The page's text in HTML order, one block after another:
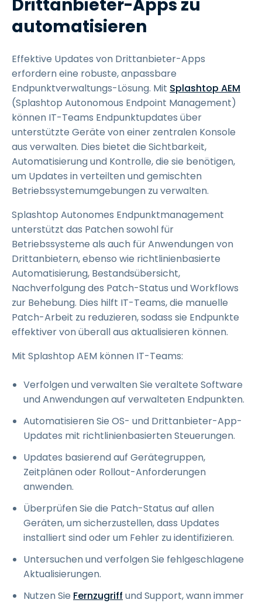
Drittanbieter-Apps zu
automatisieren
Effektive Updates von Drittanbieter-Apps
erfordern eine robuste, anpassbare
Endpunktverwaltungs-Lösung. Mit Splashtop AEM
(Splashtop Autonomous Endpoint Management)
können IT-Teams Endpunktupdates über
unterstützte Geräte von einer zentralen Konsole
aus verwalten. Dies bietet die Sichtbarkeit,
Automatisierung und Kontrolle, die sie benötigen,
um Updates in verteilten und gemischten
Betriebssystemumgebungen zu verwalten.
Splashtop Autonomes Endpunktmanagement
unterstützt das Patchen sowohl für
Betriebssysteme als auch für Anwendungen von
Drittanbietern, ebenso wie richtlinienbasierte
Automatisierung, Bestandsübersicht,
Nachverfolgung des Patch-Status und Workflows
zur Behebung. Dies hilft IT-Teams, die manuelle
Patch-Arbeit zu reduzieren, sodass sie Endpunkte
effektiver von überall aus aktualisieren können.
Mit Splashtop AEM können IT-Teams:
Verfolgen und verwalten Sie veraltete Software
und Anwendungen auf verwalteten Endpunkten.
Automatisieren Sie OS- und Drittanbieter-App-
Updates mit richtlinienbasierten Steuerungen.
Updates basierend auf Gerätegruppen,
Zeitplänen oder Rollout-Anforderungen
anwenden.
Überprüfen Sie die Patch-Status auf allen
Geräten, um sicherzustellen, dass Updates
installiert sind oder um Fehler zu identifizieren.
Untersuchen und verfolgen Sie fehlgeschlagene
Aktualisierungen.
Nutzen Sie Fernzugriff und Support, wann immer